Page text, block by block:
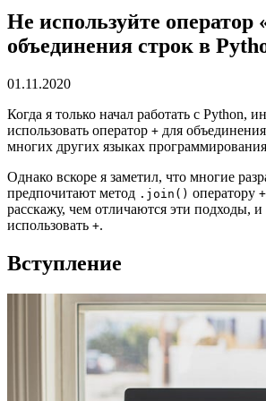
Не используйте оператор
объединения строк в
01.11.2020
Когда я только начал работать с Python,
использовать оператор + для
многих других языках
Однако вскоре я заметил, что многие
предпочитают метод .join() оператору +
расскажу, чем отличаются эти подходы,
использовать +.
Вступление